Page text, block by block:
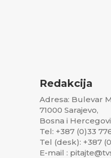
Redakcija
Adresa: Bulevar
71000 Sarajevo,
Bosna i
Tel: +387 (0)33
Tel (desk): +387
E-mail :